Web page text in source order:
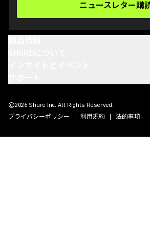
ニュースレター購
(Opens
©2026 Shure Inc. All Rights Reserved.
プライバシーポリシー
利用規約 法的事項